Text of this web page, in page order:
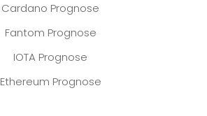
Cardano Prognose
Fantom Prognose
IOTA Prognose
Ethereum Prognose